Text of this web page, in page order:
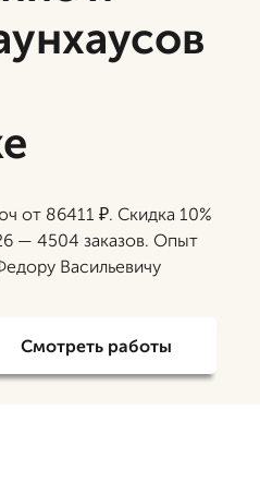
от 86411 ₽. Скидка 10%
— 4504 заказов. Опыт
Васильевичу
Смотреть работы